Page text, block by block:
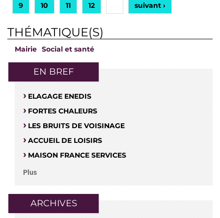
9 10 11 12 suivant ›
THÉMATIQUE(S)
Mairie Social et santé
EN BREF
ELAGAGE ENEDIS
FORTES CHALEURS
LES BRUITS DE VOISINAGE
ACCUEIL DE LOISIRS
MAISON FRANCE SERVICES
Plus
ARCHIVES